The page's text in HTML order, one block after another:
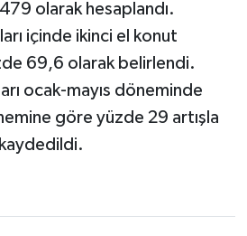
olarak hesaplandı.
içinde ikinci el konut
69,6 olarak belirlendi.
ocak-mayıs döneminde
göre yüzde 29 artışla